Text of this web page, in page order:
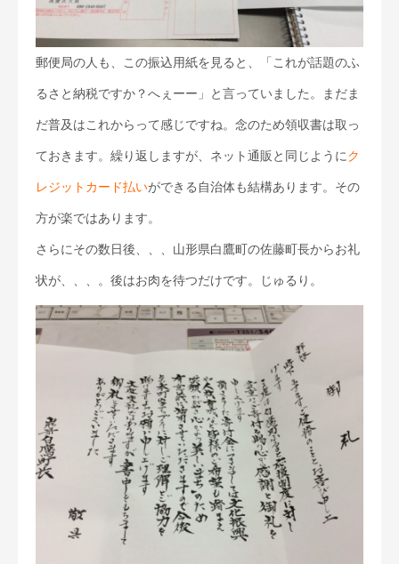
郵便局の人も、この振込用紙を見ると、「これが話題のふ
るさと納税ですか？へぇーー」と言っていました。まだま
だ普及はこれからって感じですね。念のため領収書は取っ
ておきます。繰り返しますが、ネット通販と同じようにク
レジットカード払いができる自治体も結構あります。その
方が楽ではあります。
さらにその数日後、、、山形県白鷹町の佐藤町長からお礼
状が、、、。後はお肉を待つだけです。じゅるり。